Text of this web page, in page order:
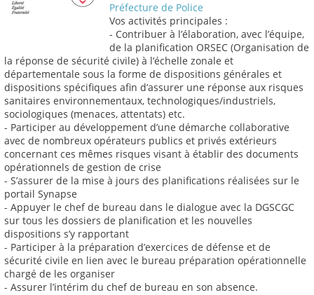
Préfecture de Police
Vos activités principales :
- Contribuer à l’élaboration, avec l’équipe,
de la planification ORSEC (Organisation de
la réponse de sécurité civile) à l’échelle zonale et
départementale sous la forme de dispositions générales et
dispositions spécifiques afin d’assurer une réponse aux risques
sanitaires environnementaux, technologiques/industriels,
sociologiques (menaces, attentats) etc.
- Participer au développement d’une démarche collaborative
avec de nombreux opérateurs publics et privés extérieurs
concernant ces mêmes risques visant à établir des documents
opérationnels de gestion de crise
- S’assurer de la mise à jours des planifications réalisées sur le
portail Synapse
- Appuyer le chef de bureau dans le dialogue avec la DGSCGC
sur tous les dossiers de planification et les nouvelles
dispositions s’y rapportant
- Participer à la préparation d’exercices de défense et de
sécurité civile en lien avec le bureau préparation opérationnelle
chargé de les organiser
- Assurer l’intérim du chef de bureau en son absence.